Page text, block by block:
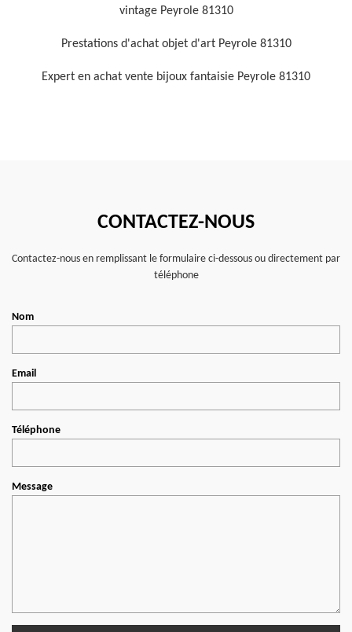
vintage Peyrole 81310
Prestations d'achat objet d'art Peyrole 81310
Expert en achat vente bijoux fantaisie Peyrole 81310
CONTACTEZ-NOUS
Contactez-nous en remplissant le formulaire ci-dessous ou directement par
téléphone
Nom
Email
Téléphone
Message